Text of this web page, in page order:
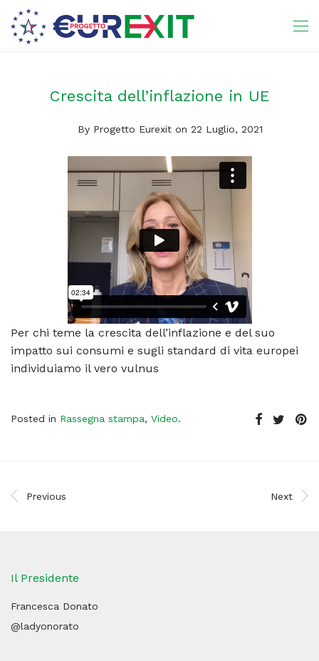
Crescita dell’inflazione in UE
By Progetto Eurexit on 22 Luglio, 2021
Per chi teme la crescita dell’inflazione e del suo
impatto sui consumi e sugli standard di vita europei
individuiamo il vero vulnus
Posted in Rassegna stampa, Video.
Previous Next
Il Presidente
Francesca Donato
@ladyonorato